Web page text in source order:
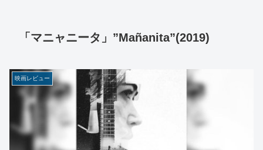
「マニャニータ」”Mañanita”(2019)
映画レビュー